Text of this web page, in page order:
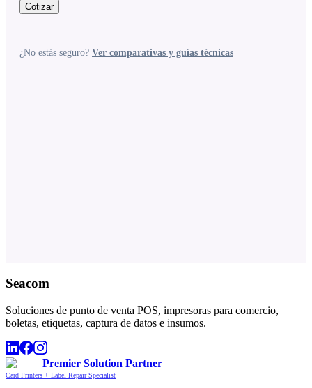
Cotizar
¿No estás seguro? Ver comparativas y guías técnicas
Seacom
Soluciones de punto de venta POS, impresoras para comercio,
boletas, etiquetas, captura de datos e insumos.
Premier Solution Partner
Card Printers + Label Repair Specialist